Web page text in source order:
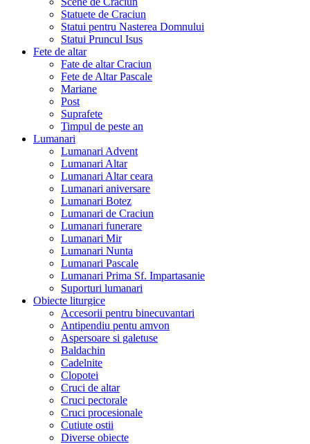
Statuete de Craciun
Statui pentru Nasterea Domnului
Statui Pruncul Isus
Fete de altar
Fate de altar Craciun
Fete de Altar Pascale
Mariane
Post
Suprafete
Timpul de peste an
Lumanari
Lumanari Advent
Lumanari Altar
Lumanari Altar ceara
Lumanari aniversare
Lumanari Botez
Lumanari de Craciun
Lumanari funerare
Lumanari Mir
Lumanari Nunta
Lumanari Pascale
Lumanari Prima Sf. Impartasanie
Suporturi lumanari
Obiecte liturgice
Accesorii pentru binecuvantari
Antipendiu pentu amvon
Aspersoare si galetuse
Baldachin
Cadelnite
Clopotei
Cruci de altar
Cruci pectorale
Cruci procesionale
Cutiute ostii
Diverse obiecte